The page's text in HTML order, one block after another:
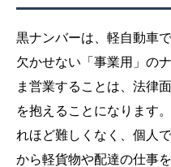
黒ナンバーは、軽自動車
欠かせない「事業用」の
ま営業することは、法律
を抱えることになります
れほど難しくなく、個人
から軽貨物や配達の仕事